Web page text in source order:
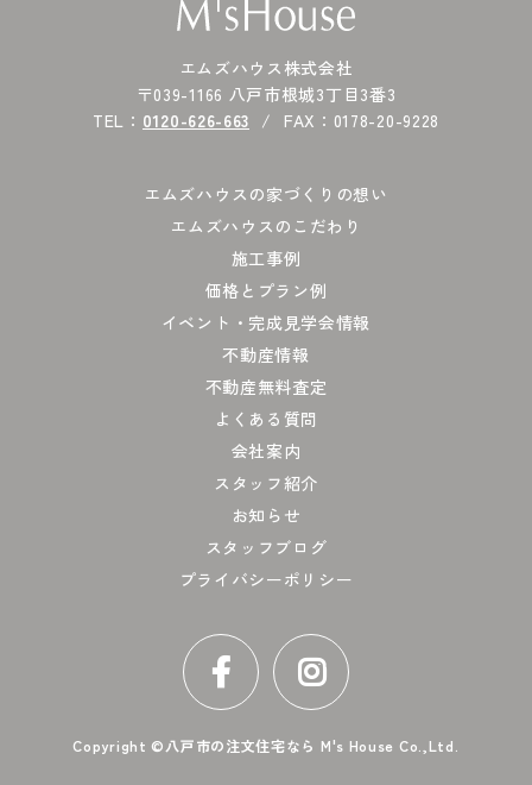
エムズハウス株式会社
〒039-1166 八戸市根城3丁目3番3
TEL： 0120-626-663 FAX：0178-20-9228
エムズハウスの家づくりの想い
エムズハウスのこだわり
施工事例
価格とプラン例
イベント・完成見学会情報
不動産情報
不動産無料査定
よくある質問
会社案内
スタッフ紹介
お知らせ
スタッフブログ
プライバシーポリシー
Copyright ©八戸市の注文住宅なら M's House Co.,Ltd.